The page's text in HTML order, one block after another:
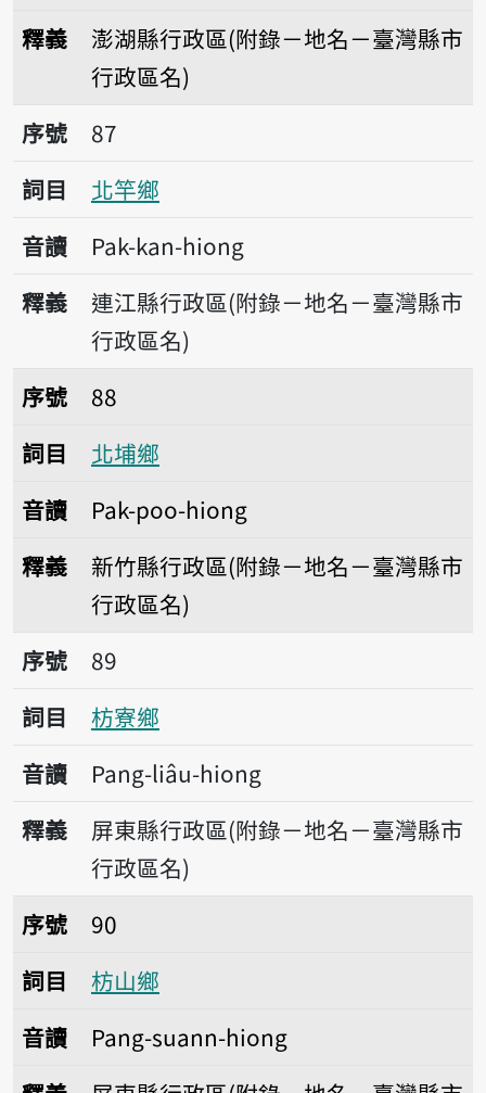
釋義
澎湖縣行政區(附錄－地名－臺灣縣市
行政區名)
序號87北竿鄉
序號
87
詞目
北竿鄉
音讀
Pak-kan-hiong
釋義
連江縣行政區(附錄－地名－臺灣縣市
行政區名)
序號88北埔鄉
序號
88
詞目
北埔鄉
音讀
Pak-poo-hiong
釋義
新竹縣行政區(附錄－地名－臺灣縣市
行政區名)
序號89枋寮鄉
序號
89
詞目
枋寮鄉
音讀
Pang-liâu-hiong
釋義
屏東縣行政區(附錄－地名－臺灣縣市
行政區名)
序號90枋山鄉
序號
90
詞目
枋山鄉
音讀
Pang-suann-hiong